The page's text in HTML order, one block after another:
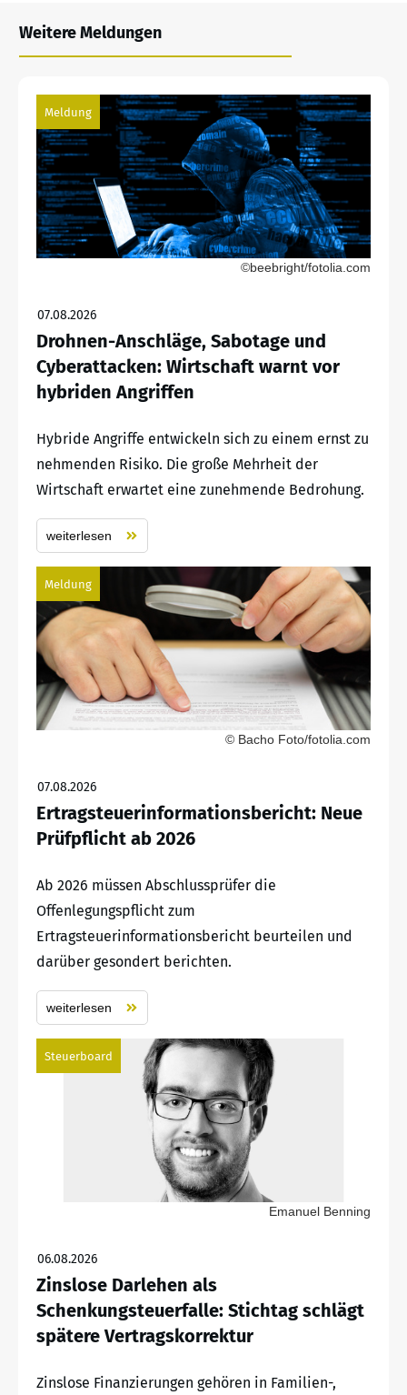
Weitere Meldungen
Meldung
©beebright/fotolia.com
07.08.2026
Drohnen-Anschläge, Sabotage und
Cyberattacken: Wirtschaft warnt vor
hybriden Angriffen
Hybride Angriffe entwickeln sich zu einem ernst zu
nehmenden Risiko. Die große Mehrheit der
Wirtschaft erwartet eine zunehmende Bedrohung.
weiterlesen
Meldung
© Bacho Foto/fotolia.com
07.08.2026
Ertragsteuerinformationsbericht: Neue
Prüfpflicht ab 2026
Ab 2026 müssen Abschlussprüfer die
Offenlegungspflicht zum
Ertragsteuerinformationsbericht beurteilen und
darüber gesondert berichten.
weiterlesen
Steuerboard
Emanuel Benning
06.08.2026
Zinslose Darlehen als
Schenkungsteuerfalle: Stichtag schlägt
spätere Vertragskorrektur
Zinslose Finanzierungen gehören in Familien-,